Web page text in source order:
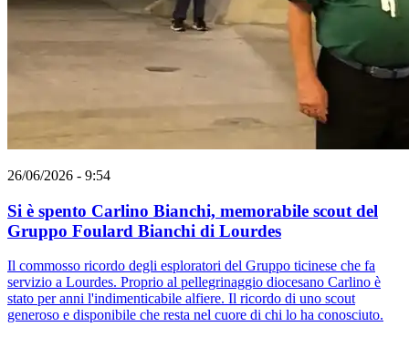
26/06/2026 - 9:54
Si è spento Carlino Bianchi, memorabile scout del
Gruppo Foulard Bianchi di Lourdes
Il commosso ricordo degli esploratori del Gruppo ticinese che fa
servizio a Lourdes. Proprio al pellegrinaggio diocesano Carlino è
stato per anni l'indimenticabile alfiere. Il ricordo di uno scout
generoso e disponibile che resta nel cuore di chi lo ha conosciuto.